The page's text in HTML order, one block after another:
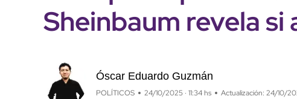
Sheinbaum revela
Óscar Eduardo Guzmán
POLÍTICOS 24/10/2025 · 11:34 hs Actualización: 24/10/